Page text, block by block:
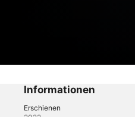
Die Arbeitssklaven
Dokus ·Geschichte
Informationen
Erschienen